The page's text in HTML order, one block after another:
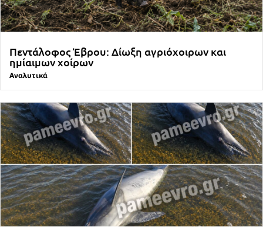
Πεντάλοφος Έβρου: Δίωξη αγριόχοιρων και
ημίαιμων χοίρων
Αναλυτικά